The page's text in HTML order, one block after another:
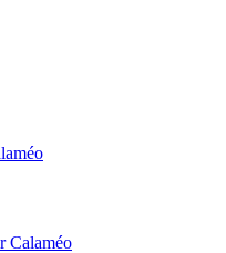
Calaméo